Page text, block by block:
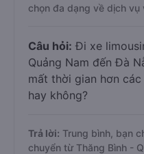
chọn đa dạng về dịch vụ
Câu hỏi: Đi xe
Quảng Nam đến Đà
mất thời gian hơn
hay không?
Trả lời: Trung bình, bạn
chuyển từ Thăng Bình -